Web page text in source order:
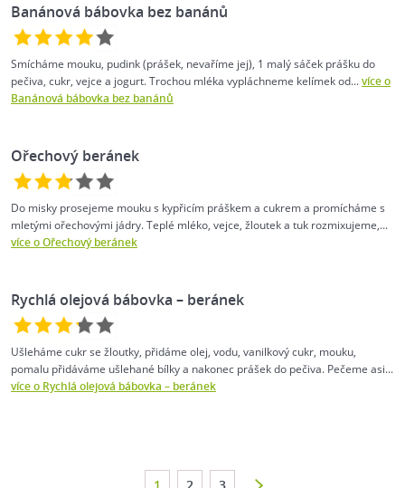
Banánová bábovka bez banánů
Smícháme mouku, pudink (prášek, nevaříme jej), 1 malý sáček prášku do
pečiva, cukr, vejce a jogurt. Trochou mléka vypláchneme kelímek od...více o
Banánová bábovka bez banánů
Ořechový beránek
Do misky prosejeme mouku s kypřicím práškem a cukrem a promícháme s
mletými ořechovými jádry. Teplé mléko, vejce, žloutek a tuk rozmixujeme,...
více o Ořechový beránek
Rychlá olejová bábovka – beránek
Ušleháme cukr se žloutky, přidáme olej, vodu, vanilkový cukr, mouku,
pomalu přidáváme ušlehané bílky a nakonec prášek do pečiva. Pečeme asi...
více o Rychlá olejová bábovka – beránek
1 2 3